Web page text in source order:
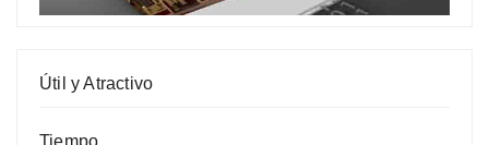
Útil y Atractivo